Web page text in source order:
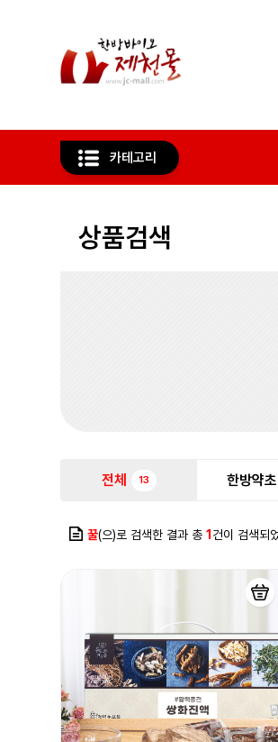
카테고리
상품검색
전체 13 한방약초
꿀(으)로 검색한 결과 총1 건이 검색되